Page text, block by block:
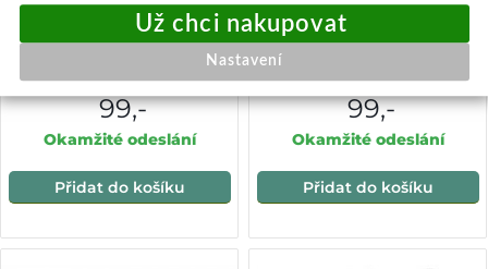
Zadní kryt Essential na
Xiaomi Redmi Note 10 5G
žlutý VADA
99,-
Okamžité odeslání
Přidat do košíku
Zadní silikonový kryt na
Xiaomi Redmi Note 10 5G
černý
99,-
Okamžité odeslání
Přidat do košíku
Nastavení